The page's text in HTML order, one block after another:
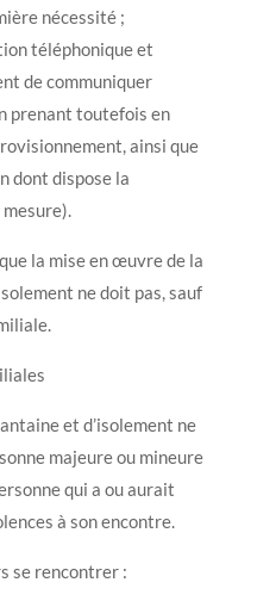
nécessité ;
téléphonique et
de communiquer
prenant toutefois en
ainsi que
dont dispose la
la mise en œuvre de la
ne doit pas, sauf
et d’isolement ne
majeure ou mineure
qui a ou aurait
à son encontre.
se rencontrer :